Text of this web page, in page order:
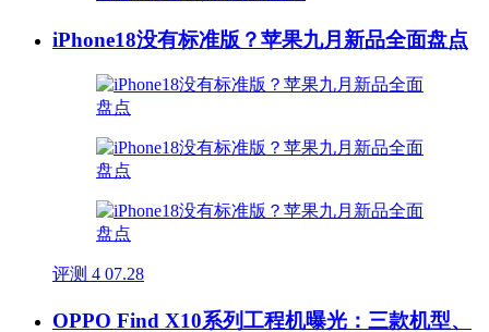
iPhone18没有标准版？苹果九月新品全面盘点
评测 4 07.28
OPPO Find X10系列工程机曝光：三款机型、